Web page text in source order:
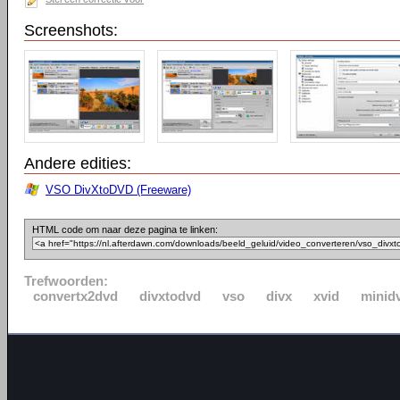
Screenshots:
Andere edities:
VSO DivXtoDVD (Freeware)
HTML code om naar deze pagina te linken:
Trefwoorden:
convertx2dvd
divxtodvd vso divx xvid